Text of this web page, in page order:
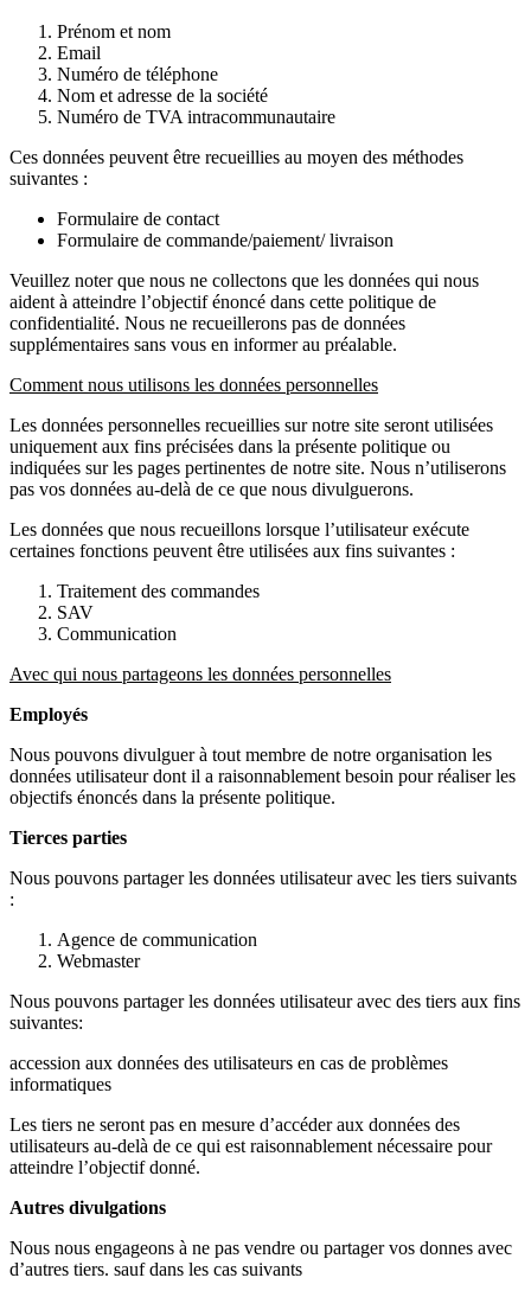
Prénom et nom
Email
Numéro de téléphone
Nom et adresse de la société
Numéro de TVA intracommunautaire
Ces données peuvent être recueillies au moyen des méthodes
suivantes :
Formulaire de contact
Formulaire de commande/paiement/ livraison
Veuillez noter que nous ne collectons que les données qui nous
aident à atteindre l’objectif énoncé dans cette politique de
confidentialité. Nous ne recueillerons pas de données
supplémentaires sans vous en informer au préalable.
Comment nous utilisons les données personnelles
Les données personnelles recueillies sur notre site seront utilisées
uniquement aux fins précisées dans la présente politique ou
indiquées sur les pages pertinentes de notre site. Nous n’utiliserons
pas vos données au-delà de ce que nous divulguerons.
Les données que nous recueillons lorsque l’utilisateur exécute
certaines fonctions peuvent être utilisées aux fins suivantes :
Traitement des commandes
SAV
Communication
Avec qui nous partageons les données personnelles
Employés
Nous pouvons divulguer à tout membre de notre organisation les
données utilisateur dont il a raisonnablement besoin pour réaliser les
objectifs énoncés dans la présente politique.
Tierces parties
Nous pouvons partager les données utilisateur avec les tiers suivants
:
Agence de communication
Webmaster
Nous pouvons partager les données utilisateur avec des tiers aux fins
suivantes:
accession aux données des utilisateurs en cas de problèmes
informatiques
Les tiers ne seront pas en mesure d’accéder aux données des
utilisateurs au-delà de ce qui est raisonnablement nécessaire pour
atteindre l’objectif donné.
Autres divulgations
Nous nous engageons à ne pas vendre ou partager vos donnes avec
d’autres tiers. sauf dans les cas suivants